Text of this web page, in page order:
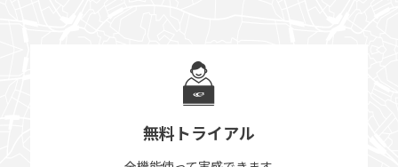
無料トライアル